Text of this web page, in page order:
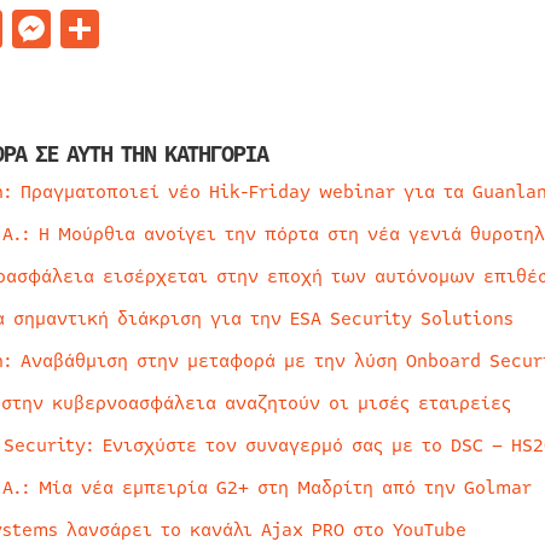
LinkedIn
Messenger
Μοιραστείτε
ΣΕ ΑΥΤΗ ΤΗΝ ΚΑΤΗΓΟΡΙΑ
Πραγματοποιεί νέο Hik-Friday webinar για τα
Η Μούρθια ανοίγει την πόρτα στη νέα γενιά
εισέρχεται στην εποχή των αυτόνομων
σημαντική διάκριση για την ESA Security Solutions
Αναβάθμιση στην μεταφορά με την λύση Onboard
κυβερνοασφάλεια αναζητούν οι μισές εταιρείες
Ενισχύστε τον συναγερμό σας με το DSC –
Μία νέα εμπειρία G2+ στη Μαδρίτη από την Golmar
λανσάρει το κανάλι Ajax PRO στο YouTube